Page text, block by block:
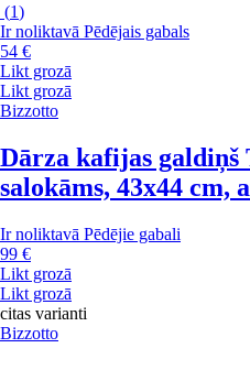
(1)
Ir noliktavā Pēdējais gabals
54 €
Likt grozā
Likt grozā
Bizzotto
Dārza kafijas galdiņš
salokāms, 43x44 cm,
Ir noliktavā Pēdējie gabali
99 €
Likt grozā
Likt grozā
citas varianti
Bizzotto